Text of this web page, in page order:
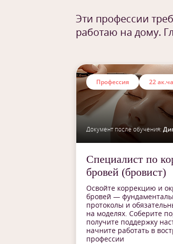
Эти профессии
работаю на дому.
Профессия 22
Документ после обучения:
Специалист по
бровей (бровист)
Освойте коррекцию и
бровей —
протоколы и
на моделях. Соберите
получите поддержку
начните работать в
профессии